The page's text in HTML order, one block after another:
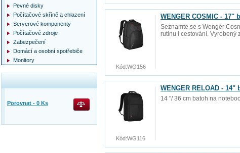
WENGER COSMIC - 17"
Seznamte se s Wenger
rutinu i cestování. Vyrobený
Kód:WG156
WENGER RELOAD -
14 "/ 36 cm batoh na
Kód:WG116
Pevné disky
Počítačové skříně a chlazení
Serverové komponenty
Počítačové zdroje
Zabezpečení
Domácí a osobní spotřebiče
Monitory
Porovnat - 0 Ks